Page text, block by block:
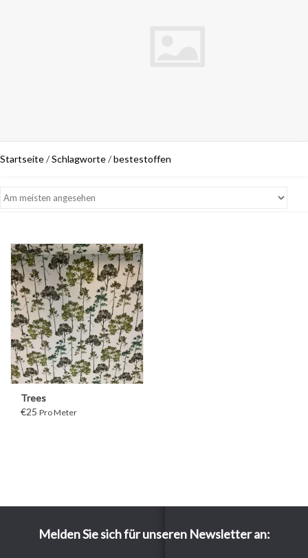
Startseite/Schlagworte/bestestoffen
Trees
€25 Pro Meter
Melden Sie sich für unseren Newsletter an: